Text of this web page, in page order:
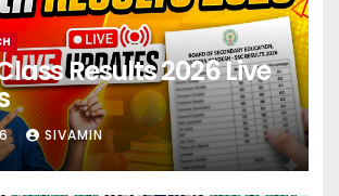
Results 2026 Live
SIVAMIN